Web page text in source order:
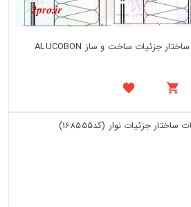
دانلود نقشه طراحی جزئیات ساختار جزئیات ساخت و ساز ALUCOBON